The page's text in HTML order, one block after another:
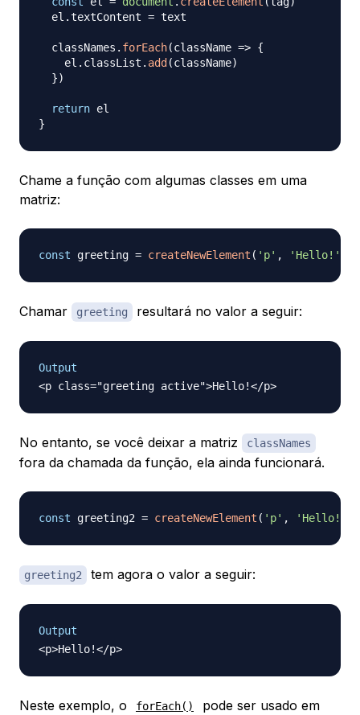
  el
.textContent = text
  classNames
. forEach(className => {
    el
. classList . add (className)
})
return
}
Chame a função com algumas classes em uma
matriz:
const greeting = createNewElement ( 'p' , 'Hello!'
Chamar greeting resultará no valor a seguir:
Output
No entanto, se você deixar a matriz classNames
fora da chamada da função, ela ainda funcionará.
const greeting2 = createNewElement ( 'p' , 'Hello!'
greeting2 tem agora o valor a seguir:
Output
Neste exemplo, o forEach()
pode ser usado em